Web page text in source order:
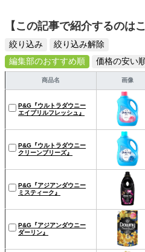
【この記事で紹介するのは
絞り込み
絞り込み解除
編集部のおすすめ順
価格の安い
商品名 画像
P&G『ウルトラダウニー
エイプリルフレッシュ』
P&G『ウルトラダウニー
クリーンブリーズ』
P&G『アジアンダウニー
ミスティーク』
P&G『アジアンダウニー
ダーリン』